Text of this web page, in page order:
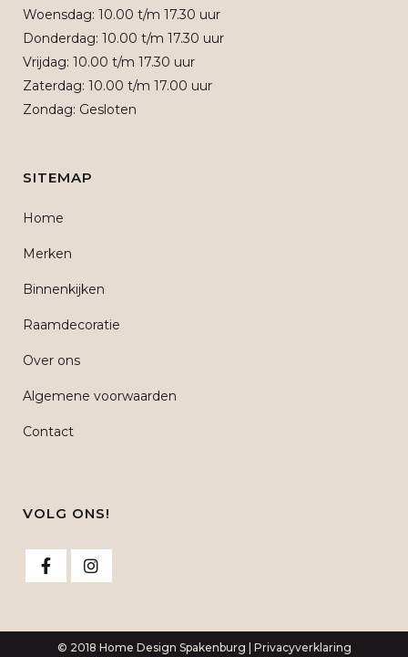
Woensdag: 10.00 t/m 17.30 uur
Donderdag: 10.00 t/m 17.30 uur
Vrijdag: 10.00 t/m 17.30 uur
Zaterdag: 10.00 t/m 17.00 uur
Zondag: Gesloten
SITEMAP
Home
Merken
Binnenkijken
Raamdecoratie
Over ons
Algemene voorwaarden
Contact
VOLG ONS!
© 2018 Home Design Spakenburg | Privacyverklaring